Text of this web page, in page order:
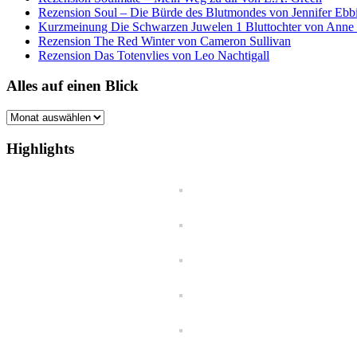
Rezension Soul – Die Bürde des Blutmondes von Jennifer
Kurzmeinung Die Schwarzen Juwelen 1 Bluttochter von
Rezension The Red Winter von Cameron Sullivan
Rezension Das Totenvlies von Leo Nachtigall
Alles auf einen Blick
Alles
einen
Blick
Highlights